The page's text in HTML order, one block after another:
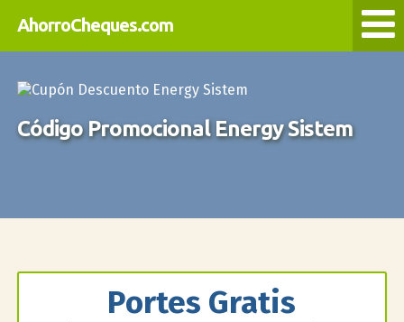
AhorroCheques.com
Código Promocional Energy Sistem
Portes Gratis